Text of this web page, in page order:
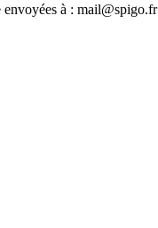
envoyées à : mail@spigo.fr